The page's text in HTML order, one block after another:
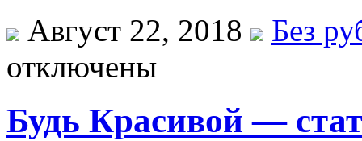
Август 22, 2018
Без
отключены
Будь Красивой —